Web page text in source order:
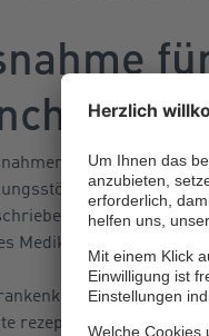
gilt
Sie
wurde.
Medikament, das heißt
haben in
rezeptfreie